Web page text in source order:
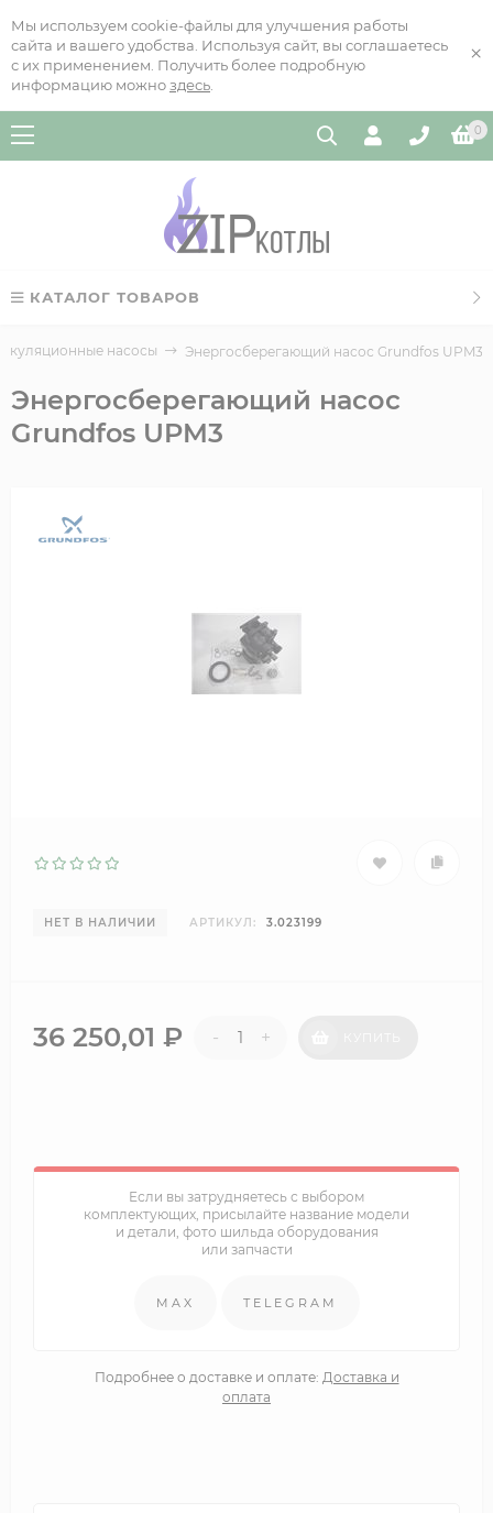
Мы используем cookie-файлы для улучшения работы
сайта и вашего удобства. Используя сайт, вы соглашаетесь
с их применением. Получить более подробную
информацию можно здесь
×
0
КАТАЛОГ ТОВАРОВ
насосы Энергосберегающий насос Grundfos UPM3
Энергосберегающий насос
Grundfos UPM3
НЕТ В НАЛИЧИИ АРТИКУЛ: 3.023199
36 250,01 ₽ - +
Если вы затрудняетесь с выбором
комплектующих, присылайте название модели
и детали, фото шильда оборудования
или запчасти
MAX TELEGRAM
Подробнее о доставке и оплате: Доставка и
оплата